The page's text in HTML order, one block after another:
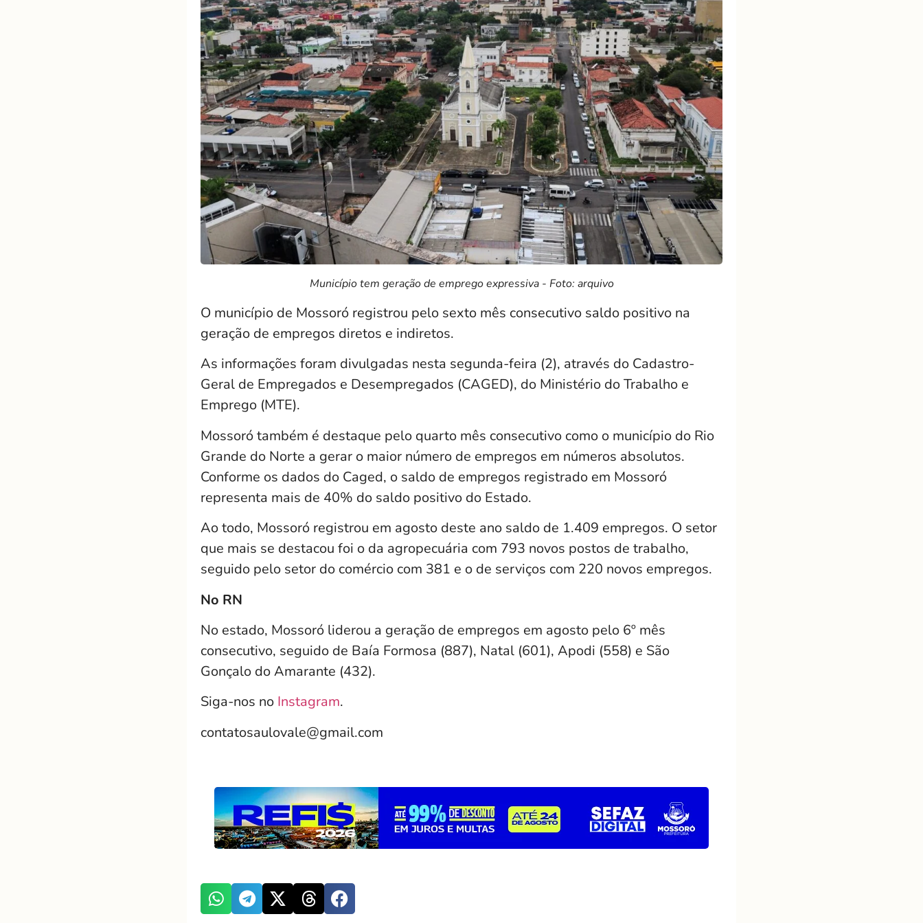
Município tem geração de emprego expressiva - Foto: arquivo
O município de Mossoró registrou pelo sexto mês consecutivo saldo positivo na
geração de empregos diretos e indiretos.
As informações foram divulgadas nesta segunda-feira (2), através do Cadastro-
Geral de Empregados e Desempregados (CAGED), do Ministério do Trabalho e
Emprego (MTE).
Mossoró também é destaque pelo quarto mês consecutivo como o município do Rio
Grande do Norte a gerar o maior número de empregos em números absolutos.
Conforme os dados do Caged, o saldo de empregos registrado em Mossoró
representa mais de 40% do saldo positivo do Estado.
Ao todo, Mossoró registrou em agosto deste ano saldo de 1.409 empregos. O setor
que mais se destacou foi o da agropecuária com 793 novos postos de trabalho,
seguido pelo setor do comércio com 381 e o de serviços com 220 novos empregos.
No RN
No estado, Mossoró liderou a geração de empregos em agosto pelo 6º mês
consecutivo, seguido de Baía Formosa (887), Natal (601), Apodi (558) e São
Gonçalo do Amarante (432).
Siga-nos no Instagram.
contatosaulovale@gmail.com